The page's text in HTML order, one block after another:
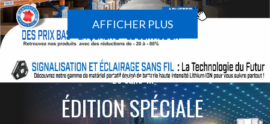
AFFICHER PLUS
Le sans-fil
ÉDITION SPÉCIALE